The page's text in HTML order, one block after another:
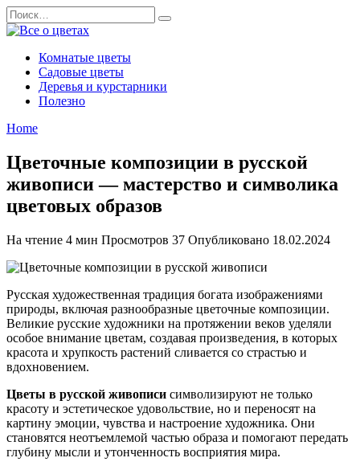
Перейти
к
содержанию
Search
for:
Комнатые цветы
Садовые цветы
Деревья и курстарники
Полезно
Home
Цветочные композиции в русской
живописи — мастерство и символика
цветовых образов
На чтение 4 мин Просмотров 37 Опубликовано 18.02.2024
Русская художественная традиция богата изображениями
природы, включая разнообразные цветочные композиции.
Великие русские художники на протяжении веков уделяли
особое внимание цветам, создавая произведения, в которых
красота и хрупкость растений сливается со страстью и
вдохновением.
Цветы в русской живописи символизируют не только
красоту и эстетическое удовольствие, но и переносят на
картину эмоции, чувства и настроение художника. Они
становятся неотъемлемой частью образа и помогают передать
глубину мысли и утонченность восприятия мира.